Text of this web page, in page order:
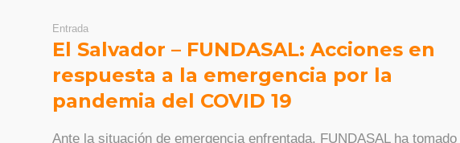
Entrada
El Salvador – FUNDASAL: Acciones en
respuesta a la emergencia por la
pandemia del COVID 19
Ante la situación de emergencia enfrentada, FUNDASAL ha tomado